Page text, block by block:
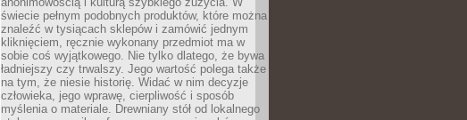
świecie pełnym podobnych produktów, które można
znaleźć w tysiącach sklepów i zamówić jednym
kliknięciem, ręcznie wykonany przedmiot ma w
sobie coś wyjątkowego. Nie tylko dlatego, że bywa
ładniejszy czy trwalszy. Jego wartość polega także
na tym, że niesie historię. Widać w nim decyzje
człowieka, jego wprawę, cierpliwość i sposób
myślenia o materiale. Drewniany stół od lokalnego